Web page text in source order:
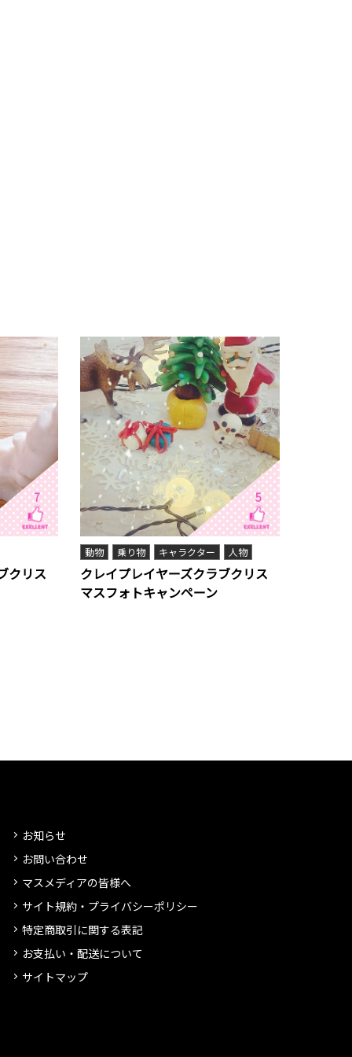
7
クリス
5
動物 乗り物 キャラクター 人物
クレイプレイヤーズクラブクリス
マスフォトキャンペーン
お知らせ
お問い合わせ
マスメディアの皆様へ
サイト規約・プライバシーポリシー
特定商取引に関する表記
お支払い・配送について
サイトマップ